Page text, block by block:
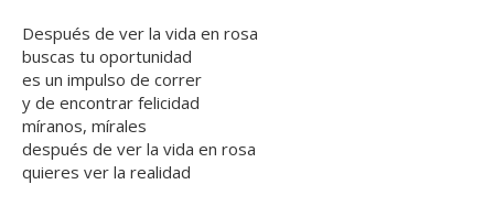
Después de ver la vida en rosa
buscas tu oportunidad
es un impulso de correr
y de encontrar felicidad
míranos, mírales
después de ver la vida en rosa
quieres ver la realidad